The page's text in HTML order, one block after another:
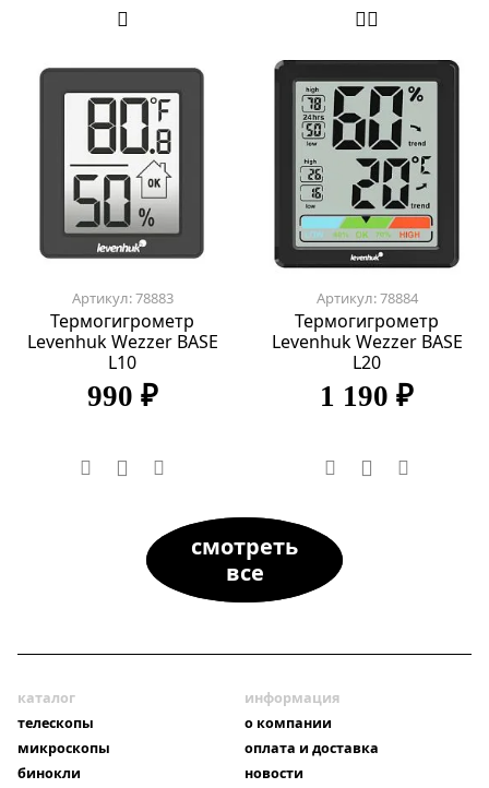
Артикул: 78883
Термогигрометр
Levenhuk Wezzer BASE
L10
990 ₽
Артикул: 78884
Термогигрометр
Levenhuk Wezzer BASE
L20
1 190 ₽
смотреть
все
каталог
телескопы
микроскопы
бинокли
информация
о компании
оплата и доставка
новости